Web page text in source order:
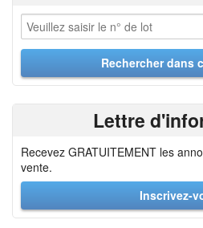
Lettre
Recevez GRATUITEMENT les
vente.
Inscrivez-